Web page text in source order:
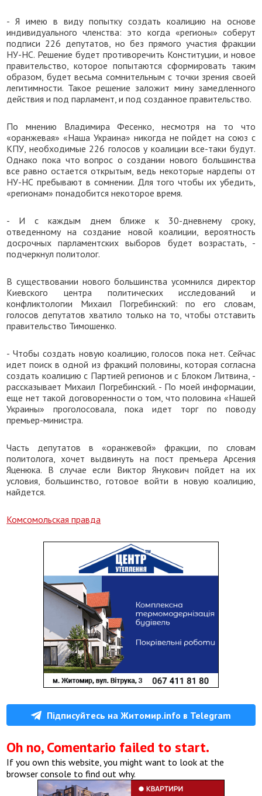
- Я имею в виду попытку создать коалицию на основе
индивидуального членства: это когда «регионы» соберут
подписи 226 депутатов, но без прямого участия фракции
НУ-НС. Решение будет противоречить Конституции, и новое
правительство, которое попытаются сформировать таким
образом, будет весьма сомнительным с точки зрения своей
легитимности. Такое решение заложит мину замедленного
действия и под парламент, и под созданное правительство.
По мнению Владимира Фесенко, несмотря на то что
«оранжевая» «Наша Украина» никогда не пойдет на союз с
КПУ, необходимые 226 голосов у коалиции все-таки будут.
Однако пока что вопрос о создании нового большинства
все равно остается открытым, ведь некоторые нардепы от
НУ-НС пребывают в сомнении. Для того чтобы их убедить,
«регионам» понадобится некоторое время.
- И с каждым днем ближе к 30-дневнему сроку,
отведенному на создание новой коалиции, вероятность
досрочных парламентских выборов будет возрастать, -
подчеркнул политолог.
В существовании нового большинства усомнился директор
Киевского центра политических исследований и
конфликтологии Михаил Погребинский: по его словам,
голосов депутатов хватило только на то, чтобы отставить
правительство Тимошенко.
- Чтобы создать новую коалицию, голосов пока нет. Сейчас
идет поиск в одной из фракций половины, которая согласна
создать коалицию с Партией регионов и с Блоком Литвина, -
рассказывает Михаил Погребинский. - По моей информации,
еще нет такой договоренности о том, что половина «Нашей
Украины» проголосовала, пока идет торг по поводу
премьер-министра.
Часть депутатов в «оранжевой» фракции, по словам
политолога, хочет выдвинуть на пост премьера Арсения
Яценюка. В случае если Виктор Янукович пойдет на их
условия, большинство, готовое войти в новую коалицию,
найдется.
Комсомольская правда
Підписуйтесь на Житомир.info в Telegram
Oh no, Comentario failed to start.
If you own this website, you might want to look at the
browser console to find out why.